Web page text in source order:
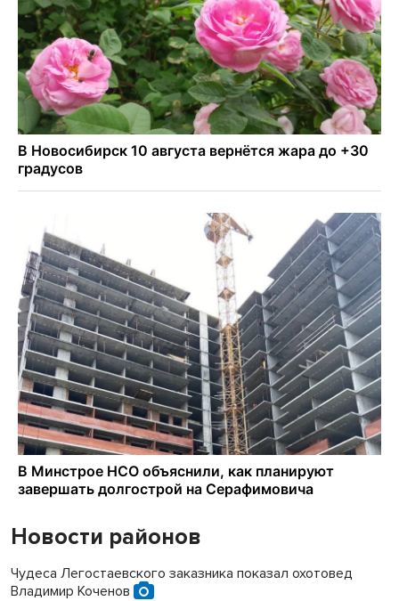
Новости районов
Чудеса Легостаевского заказника показал охотовед
Владимир Коченов